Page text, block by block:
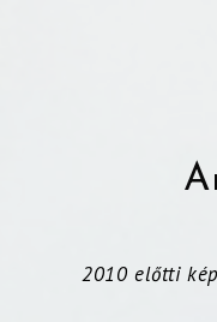
2010 előtti